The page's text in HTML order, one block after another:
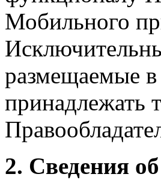
Мобильного
размещаемые
принадлежать
2. Сведения